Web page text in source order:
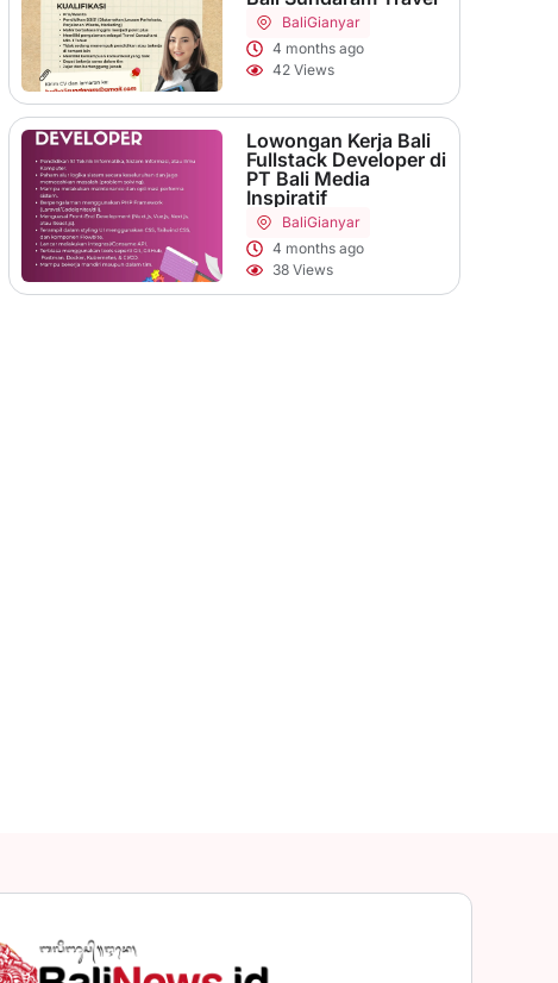
BaliGianyar
4 months ago
42 Views
Lowongan Kerja Bali
Fullstack Developer di
PT Bali Media
Inspiratif
BaliGianyar
4 months ago
38 Views